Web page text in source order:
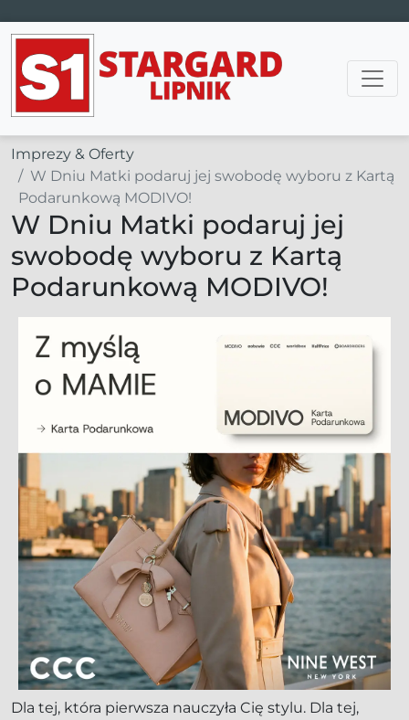
Main Navigation
Imprezy & Oferty
W Dniu Matki podaruj jej swobodę wyboru z Kartą
Podarunkową MODIVO!
W Dniu Matki podaruj jej
swobodę wyboru z Kartą
Podarunkową MODIVO!
Dla tej, która pierwsza nauczyła Cię stylu. Dla tej,